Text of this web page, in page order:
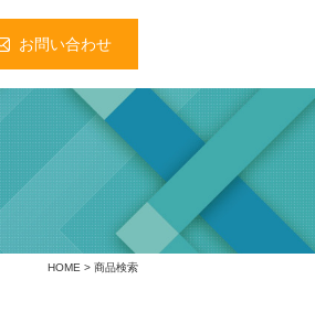
お問い合わせ
HOME > 商品検索